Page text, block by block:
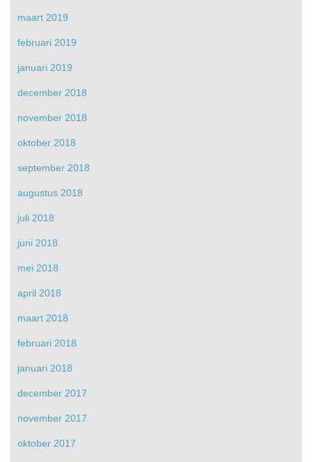
maart 2019
februari 2019
januari 2019
december 2018
november 2018
oktober 2018
september 2018
augustus 2018
juli 2018
juni 2018
mei 2018
april 2018
maart 2018
februari 2018
januari 2018
december 2017
november 2017
oktober 2017